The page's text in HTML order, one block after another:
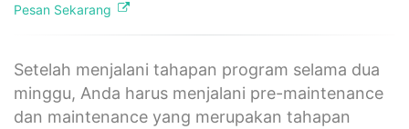
Pesan Sekarang
Setelah menjalani tahapan program selama dua
minggu, Anda harus menjalani pre-maintenance
dan maintenance yang merupakan tahapan